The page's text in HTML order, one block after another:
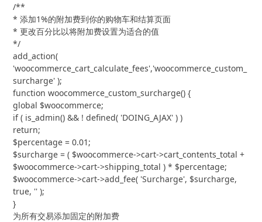
/**
* 添加1%的附加费到你的购物车和结算页面
* 更改百分比以将附加费设置为适合的值
*/
add_action(
'woocommerce_cart_calculate_fees','woocommerce_custom_
surcharge' );
function woocommerce_custom_surcharge() {
global $woocommerce;
if ( is_admin() && ! defined( 'DOING_AJAX' ) )
return;
$percentage = 0.01;
$surcharge = ( $woocommerce->cart->cart_contents_total +
$woocommerce->cart->shipping_total ) * $percentage;
$woocommerce->cart->add_fee( 'Surcharge', $surcharge,
true, '' );
}
为所有交易添加固定的附加费